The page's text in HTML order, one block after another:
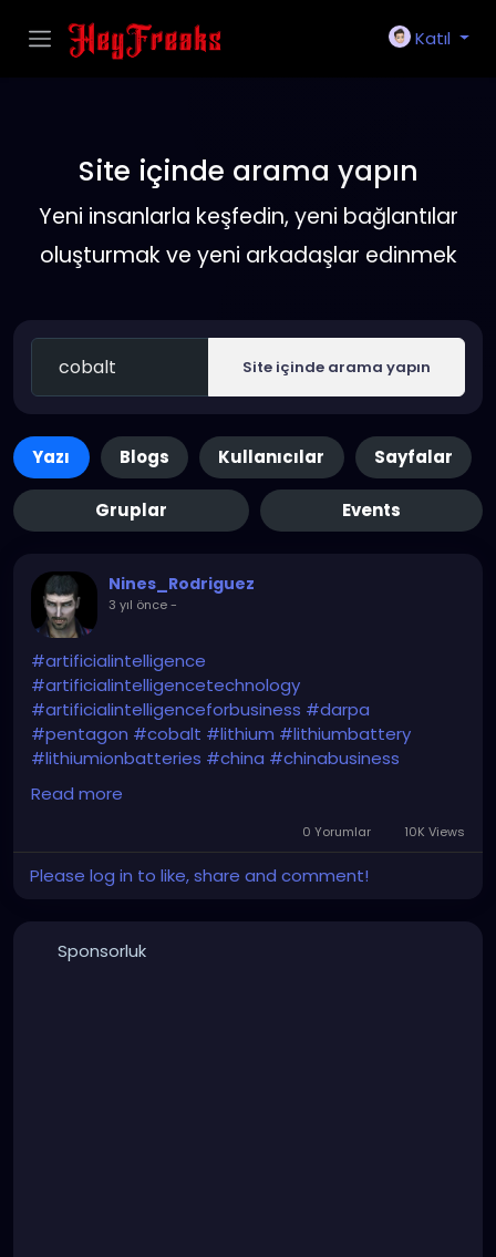
Katıl
Site içinde arama yapın
Yeni insanlarla keşfedin, yeni bağlantılar
oluşturmak ve yeni arkadaşlar edinmek
Site içinde arama yapın
Yazı Blogs Kullanıcılar Sayfalar
Gruplar Events
Nines_Rodriguez
3 yıl önce-
#artificialintelligence
#artificialintelligencetechnology
#artificialintelligenceforbusiness #darpa
#pentagon #cobalt #lithium #lithiumbattery
#lithiumionbatteries #china #chinabusiness
#chinaeconomy
#criticalminerals
https://www.usnews.com/news/technology/articles
Read more
0 Yorumlar 10K Views
Please log in to like, share and comment!
Sponsorluk